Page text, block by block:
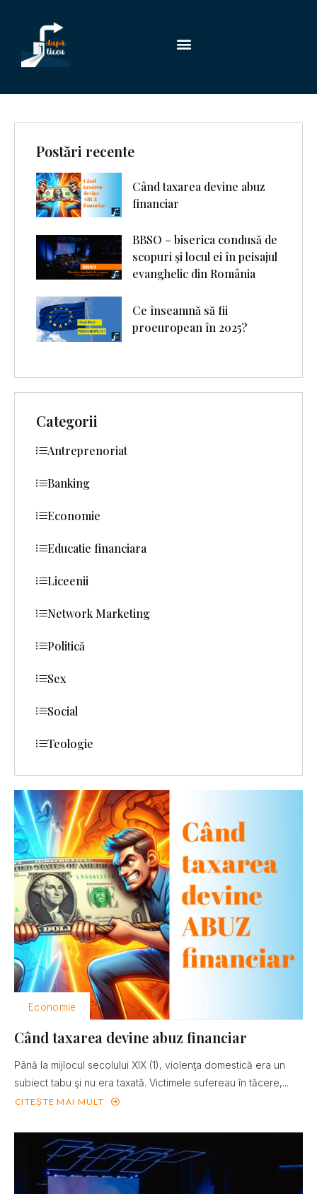
Economie
Când taxarea devine abuz financiar
Până la mijlocul secolului XIX (1), violenţa domestică era un
subiect tabu şi nu era taxată. Victimele sufereau în tăcere,...
CITEȘTE MAI MULT
Postări recente
Când taxarea devine abuz
financiar
BBSO – biserica condusă de
scopuri şi locul ei în peisajul
evanghelic din România
Ce înseamnă să fii
proeuropean în 2025?
Categorii
Antreprenoriat
Banking
Economie
Educatie financiara
Liceenii
Network Marketing
Politică
Sex
Social
Teologie